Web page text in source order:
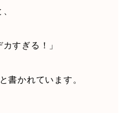
すぎる！」
書かれています。